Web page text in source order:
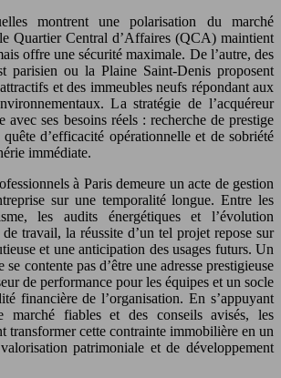
montrent une polarisation du marché
Quartier Central d’Affaires (QCA) maintient
offre une sécurité maximale. De l’autre, des
parisien ou la Plaine Saint-Denis proposent
et des immeubles neufs répondant aux
La stratégie de l’acquéreur
avec ses besoins réels : recherche de prestige
d’efficacité opérationnelle et de sobriété
immédiate.
à Paris demeure un acte de gestion
sur une temporalité longue. Entre les
les audits énergétiques et l’évolution
de travail, la réussite d’un tel projet repose sur
et une anticipation des usages futurs. Un
se contente pas d’être une adresse prestigieuse
de performance pour les équipes et un socle
financière de l’organisation. En s’appuyant
marché fiables et des conseils avisés, les
transformer cette contrainte immobilière en un
patrimoniale et de développement